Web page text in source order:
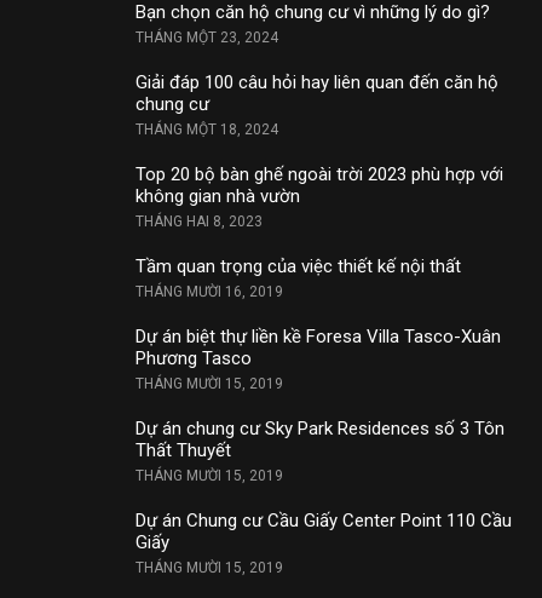
Bạn chọn căn hộ chung cư vì những lý do gì?
THÁNG MỘT 23, 2024
Giải đáp 100 câu hỏi hay liên quan đến căn hộ
chung cư
THÁNG MỘT 18, 2024
Top 20 bộ bàn ghế ngoài trời 2023 phù hợp với
không gian nhà vườn
THÁNG HAI 8, 2023
Tầm quan trọng của việc thiết kế nội thất
THÁNG MƯỜI 16, 2019
Dự án biệt thự liền kề Foresa Villa Tasco-Xuân
Phương Tasco
THÁNG MƯỜI 15, 2019
Dự án chung cư Sky Park Residences số 3 Tôn
Thất Thuyết
THÁNG MƯỜI 15, 2019
Dự án Chung cư Cầu Giấy Center Point 110 Cầu
Giấy
THÁNG MƯỜI 15, 2019